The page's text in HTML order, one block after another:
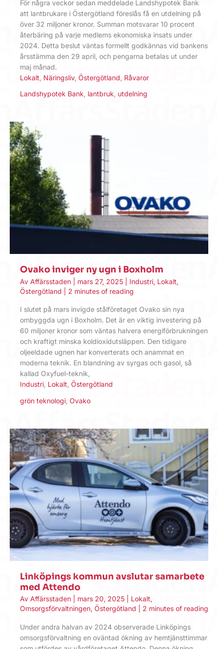
För några veckor sedan meddelade Landshypotek Bank
att lantbrukare i Östergötland föreslås få en utdelning på
över 32 miljoner kronor. Summan motsvarar 10 procent
återbäring på varje medlems ekonomiska insats under
2024. Detta beslut väntas formellt godkännas vid bankens
årsstämma den 29 april, och pengarna betalas ut under
maj månad.
Lokalt Näringsliv, Östergötland Råvaror
Landshypotek Bank lantbruk utdelning
Ovako inviger ny ugn i Boxholm
Av Affärsstaden mars 27, 2025 Industri, Lokalt,
Östergötland
2 minutes of reading
I slutet på mars invigde stålföretaget Ovako sin nya
ombyggda ugn i Boxholm. Det är en viktig investering på
60 miljoner kronor som väntas halvera energiförbrukningen
och kraftigt minska koldioxidutsläppen. Den tidigare
oljeeldade ugnen har konverterats och anammat en
moderna teknik. En blandning av syrgas och gasol, så
kallad Oxyfuel-teknik,
Industri Lokalt Östergötland
grön teknologi Ovako
Linköpings kommun avslutar samarbete
med Attendo
Av Affärsstaden mars 20, 2025 Lokalt,
Omsorgsförvaltningen, Östergötland 2 minutes of reading
Under andra halvan av 2024 observerade Linköpings
omsorgsförvaltning en oväntad ökning av hemtjänsttimmar